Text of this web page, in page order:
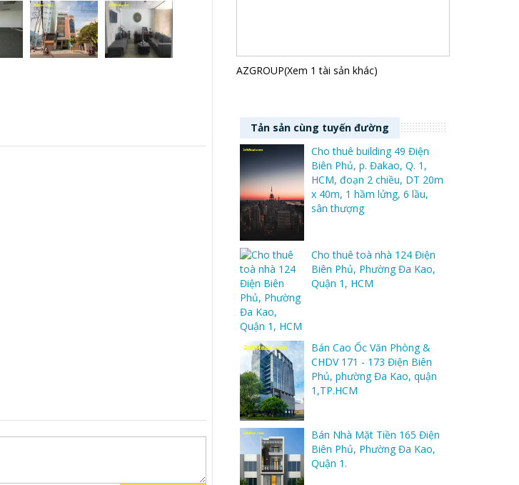
AZGROUP(Xem 1 tài sản khác)
Tản sản cùng tuyến đường
Cho thuê building 49 Điện
Biên Phủ, p. Đakao, Q. 1,
HCM, đoạn 2 chiều, DT 20m
x 40m, 1 hầm lửng, 6 lầu,
sân thượng
Cho thuê toà nhà 124 Điện
Biên Phủ, Phường Đa Kao,
Quận 1, HCM
Bán Cao Ốc Văn Phòng &
CHDV 171 - 173 Điện Biên
Phủ, phường Đa Kao, quận
1,TP.HCM
Bán Nhà Mặt Tiền 165 Điện
Biên Phủ, Phường Đa Kao,
Quận 1.